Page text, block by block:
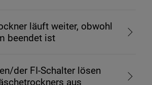
läuft weiter, obwohl
beendet ist
der FI-Schalter lösen
aus